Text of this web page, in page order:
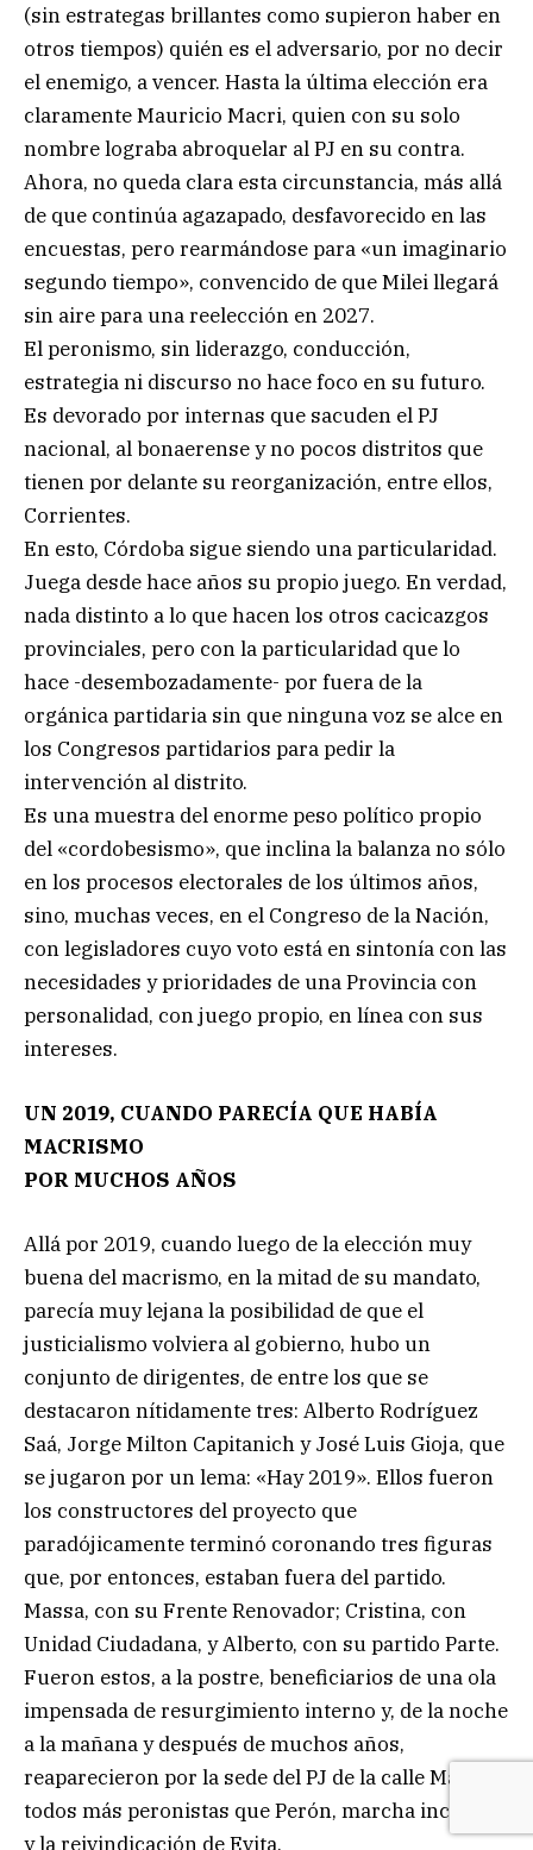
(sin estrategas brillantes como supieron haber en
otros tiempos) quién es el adversario, por no decir
el enemigo, a vencer. Hasta la última elección era
claramente Mauricio Macri, quien con su solo
nombre lograba abroquelar al PJ en su contra.
Ahora, no queda clara esta circunstancia, más allá
de que continúa agazapado, desfavorecido en las
encuestas, pero rearmándose para «un imaginario
segundo tiempo», convencido de que Milei llegará
sin aire para una reelección en 2027.
El peronismo, sin liderazgo, conducción,
estrategia ni discurso no hace foco en su futuro.
Es devorado por internas que sacuden el PJ
nacional, al bonaerense y no pocos distritos que
tienen por delante su reorganización, entre ellos,
Corrientes.
En esto, Córdoba sigue siendo una particularidad.
Juega desde hace años su propio juego. En verdad,
nada distinto a lo que hacen los otros cacicazgos
provinciales, pero con la particularidad que lo
hace -desembozadamente- por fuera de la
orgánica partidaria sin que ninguna voz se alce en
los Congresos partidarios para pedir la
intervención al distrito.
Es una muestra del enorme peso político propio
del «cordobesismo», que inclina la balanza no sólo
en los procesos electorales de los últimos años,
sino, muchas veces, en el Congreso de la Nación,
con legisladores cuyo voto está en sintonía con las
necesidades y prioridades de una Provincia con
personalidad, con juego propio, en línea con sus
intereses.
UN 2019, CUANDO PARECÍA QUE HABÍA
MACRISMO
POR MUCHOS AÑOS
Allá por 2019, cuando luego de la elección muy
buena del macrismo, en la mitad de su mandato,
parecía muy lejana la posibilidad de que el
justicialismo volviera al gobierno, hubo un
conjunto de dirigentes, de entre los que se
destacaron nítidamente tres: Alberto Rodríguez
Saá, Jorge Milton Capitanich y José Luis Gioja, que
se jugaron por un lema: «Hay 2019». Ellos fueron
los constructores del proyecto que
paradójicamente terminó coronando tres figuras
que, por entonces, estaban fuera del partido.
Massa, con su Frente Renovador; Cristina, con
Unidad Ciudadana, y Alberto, con su partido Parte.
Fueron estos, a la postre, beneficiarios de una ola
impensada de resurgimiento interno y, de la noche
a la mañana y después de muchos años,
reaparecieron por la sede del PJ de la calle Matheu,
todos más peronistas que Perón, marcha incluida
y la reivindicación de Evita.